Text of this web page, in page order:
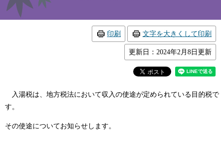
印刷 文字を大きくして印刷
更新日：2024年2月8日更新
入湯税は、地方税法において収入の使途が定められている目的税で
す。
その使途についてお知らせします。